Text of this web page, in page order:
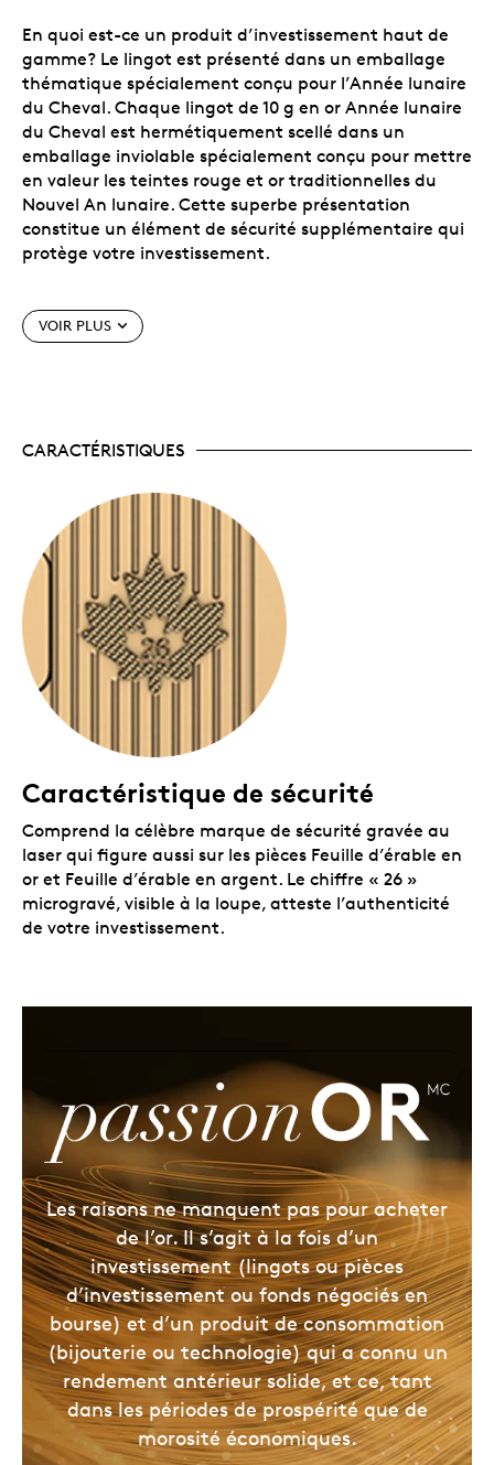
En quoi est-ce un produit d’investissement haut de
gamme? Le lingot est présenté dans un emballage
thématique spécialement conçu pour l’Année lunaire
du Cheval. Chaque lingot de 10 g en or Année lunaire
du Cheval est hermétiquement scellé dans un
emballage inviolable spécialement conçu pour mettre
en valeur les teintes rouge et or traditionnelles du
Nouvel An lunaire. Cette superbe présentation
constitue un élément de sécurité supplémentaire qui
protège votre investissement.
Caractéristiques particulières
directement auprès de la Monnaie, de
Produit numéroté.
numéro de série unique prouvant son
authenticité.
Certificat signé par l’essayeur en chef de la
Monnaie.Au dos de la carte, le certificat de
titrage signé par l’essayeur en chef de la Monnaie
garantit la pureté de l’or.
Tirage limité.Le tirage mondial du lingot Année
lunaire du Cheval est limité à 3 888 exemplaires.
Aucune TPS ni TVH.
VOIR PLUS
CARACTÉRISTIQUES
Caractéristique de sécurité
Comprend la célèbre marque de sécurité gravée au
laser qui figure aussi sur les pièces Feuille d’érable en
or et Feuille d’érable en argent. Le chiffre « 26 »
microgravé, visible à la loupe, atteste l’authenticité
de votre investissement.
Les raisons ne manquent pas pour acheter
de l’or. Il s’agit à la fois d’un
investissement (lingots ou pièces
d’investissement ou fonds négociés en
bourse) et d’un produit de consommation
(bijouterie ou technologie) qui a connu un
rendement antérieur solide, et ce, tant
dans les périodes de prospérité que de
morosité économiques.